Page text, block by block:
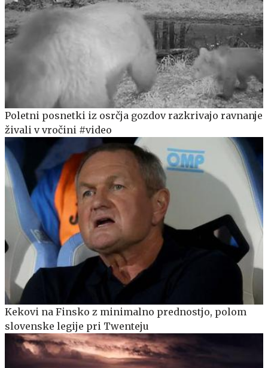
Poletni posnetki iz osrčja gozdov razkrivajo ravnanje
živali v vročini #video
Kekovi na Finsko z minimalno prednostjo, polom
slovenske legije pri Twenteju